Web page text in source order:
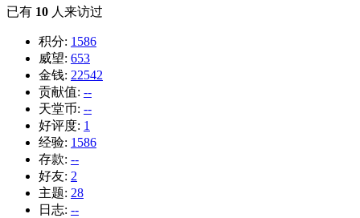
已有 10 人来访过
积分: 1586
威望: 653
金钱: 22542
贡献值: --
天堂币: --
好评度: 1
经验: 1586
存款: --
好友: 2
主题: 28
日志: --